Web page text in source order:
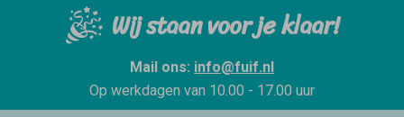
Wij staan voor je klaar!
Mail ons: info@fuif.nl
Op werkdagen van 10.00 - 17.00 uur